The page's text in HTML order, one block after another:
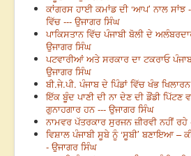
ਕਾਂਗਰਸ ਹਾਈ ਕਮਾਂਡ ਦੀ ‘ਆਪ’ ਨਾਲ
ਵਿੱਚ --- ਉਜਾਗਰ ਸਿੰਘ
ਪਾਕਿਸਤਾਨ ਵਿੱਚ ਪੰਜਾਬੀ ਬੋਲੀ ਦੇ
ਉਜਾਗਰ ਸਿੰਘ
ਪਟਵਾਰੀਆਂ ਅਤੇ ਸਰਕਾਰ ਦਾ ਟਕਰਾਓ
ਉਜਾਗਰ ਸਿੰਘ
ਬੀ.ਜੇ.ਪੀ. ਪੰਜਾਬ ਦੇ ਪਿੰਡਾਂ ਵਿੱਚ ਖੰਭ
ਇੱਕ ਬੂੰਦ ਪਾਣੀ ਦੀ ਨਾ ਦੇਣ ਦੀ ਡੌਂਡੀ ਪਿੱਟਣ
ਗੁਨਾਹਗਾਰ ਹਨ --- ਉਜਾਗਰ ਸਿੰਘ
ਨਾਮਵਰ ਪੱਤਰਕਾਰ ਸੁਰਜਨ ਜ਼ੀਰਵੀ ਨਹੀਂ
ਵਿਸ਼ਾਲ ਪੰਜਾਬੀ ਸੂਬੇ ਨੂੰ ‘ਸੂਬੀ’ ਬਣਾਇਆ
- ਉਜਾਗਰ ਸਿੰਘ